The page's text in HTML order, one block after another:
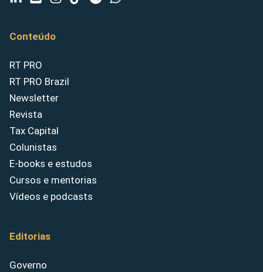
Conteúdo
RT PRO
RT PRO Brazil
Newsletter
Revista
Tax Capital
Colunistas
E-books e estudos
Cursos e mentorias
Vídeos e podcasts
Editorias
Governo